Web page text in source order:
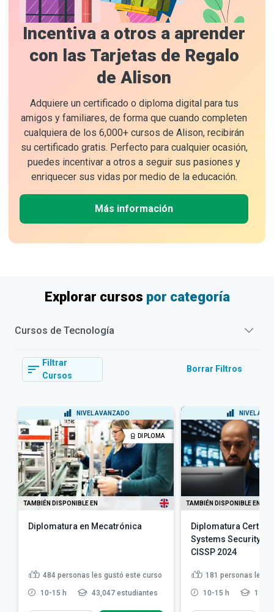
Incentiva a otros a aprender
con las Tarjetas de Regalo
de Alison
Adquiere un certificado o diploma digital para tus
amigos y familiares, de forma que cuando completen
cualquiera de los 6,000+ cursos de Alison, recibirán
su certificado gratis. Perfecto para cualquier ocasión,
puedes incentivar a otros a seguir sus pasiones y
enriquecer sus vidas por medio de la educación.
Más información
Explorar cursos por categoría
Cursos de Tecnología
Filtrar
Cursos
Borrar Filtros
NIVEL AVANZADO
DIPLOMA
TAMBIÉN DISPONIBLE EN
Diplomatura en Mecatrónica
484 personas les gustó este curso
10-15 h 43,047 estudiantes
NIVEL
TAMBIÉN DISPONIBLE EN
Diplomatura
Systems Security
CISSP 2024
181 personas les
10-15 h